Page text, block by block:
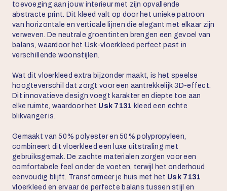
toevoeging aan jouw interieur met zijn opvallende
abstracte print. Dit kleed valt op door het unieke patroon
van horizontale en verticale lijnen die elegant met elkaar zijn
verweven. De neutrale groentinten brengen een gevoel van
balans, waardoor het Usk-vloerkleed perfect past in
verschillende woonstijlen.
Wat dit vloerkleed extra bijzonder maakt, is het speelse
hoogteverschil dat zorgt voor een aantrekkelijk 3D-effect.
Dit innovatieve design voegt karakter en diepte toe aan
elke ruimte, waardoor het Usk 7131 kleed een echte
blikvanger is.
Gemaakt van 50% polyester en 50% polypropyleen,
combineert dit vloerkleed een luxe uitstraling met
gebruiksgemak. De zachte materialen zorgen voor een
comfortabele feel onder de voeten, terwijl het onderhoud
eenvoudig blijft. Transformeer je huis met het Usk 7131
vloerkleed en ervaar de perfecte balans tussen stijl en